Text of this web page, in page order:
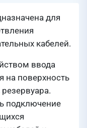
для
кабелей.
ввода
на поверхность
подключение